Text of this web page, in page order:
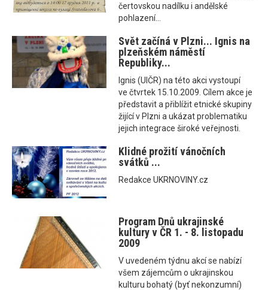
čertovskou nadílku i andělské
pohlazení...
Svět začíná v Plzni... Ignis na
plzeňském náměstí
Republiky...
Ignis (UIČR) na této akci vystoupí
ve čtvrtek 15.10.2009. Cílem akce je
představit a přiblížit etnické skupiny
žijící v Plzni a ukázat problematiku
jejich integrace široké veřejnosti.
Klidné prožití vánočních
svátků ...
Redakce UKRNOVINY.cz
Program Dnů ukrajinské
kultury v ČR 1. - 8. listopadu
2009
V uvedeném týdnu akcí se nabízí
všem zájemcům o ukrajinskou
kulturu bohatý (byť nekonzumní)